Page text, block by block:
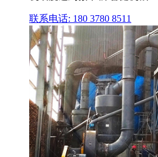
联系电话: 180 3780 8511